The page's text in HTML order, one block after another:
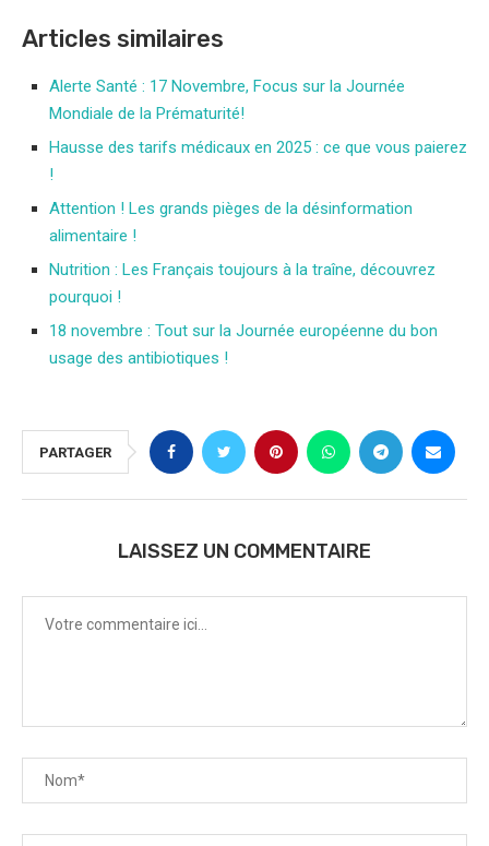
Articles similaires
Alerte Santé : 17 Novembre, Focus sur la Journée
Mondiale de la Prématurité!
Hausse des tarifs médicaux en 2025 : ce que vous paierez
!
Attention ! Les grands pièges de la désinformation
alimentaire !
Nutrition : Les Français toujours à la traîne, découvrez
pourquoi !
18 novembre : Tout sur la Journée européenne du bon
usage des antibiotiques !
PARTAGER
LAISSEZ UN COMMENTAIRE